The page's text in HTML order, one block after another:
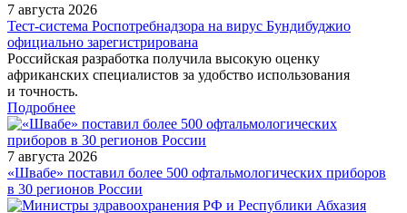
7 августа 2026
Тест‑система Роспотребнадзора на вирус Бундибуджио
официально зарегистрирована
Российская разработка получила высокую оценку
африканских специалистов за удобство использования
и точность.
Подробнее
7 августа 2026
«Швабе» поставил более 500 офтальмологических приборов
в 30 регионов России